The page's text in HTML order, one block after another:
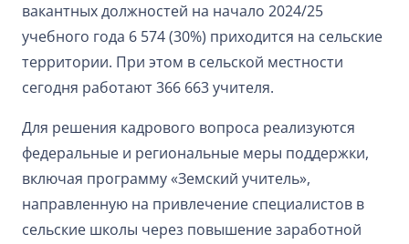
вакантных должностей на начало 2024/25
учебного года 6 574 (30%) приходится на сельские
территории. При этом в сельской местности
сегодня работают 366 663 учителя.
Для решения кадрового вопроса реализуются
федеральные и региональные меры поддержки,
включая программу «Земский учитель»,
направленную на привлечение специалистов в
сельские школы через повышение заработной